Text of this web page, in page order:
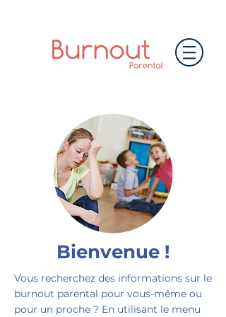
Bienvenue !
Vous recherchez des informations sur le
burnout parental pour vous-même ou
pour un proche ? En utilisant le menu